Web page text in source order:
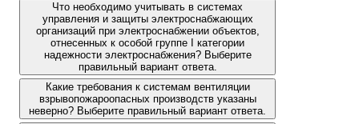
Что необходимо учитывать в системах
управления и защиты электроснабжающих
организаций при электроснабжении объектов,
отнесенных к особой группе I категории
надежности электроснабжения? Выберите
правильный вариант ответа.
Какие требования к системам вентиляции
взрывопожароопасных производств указаны
неверно? Выберите правильный вариант ответа.